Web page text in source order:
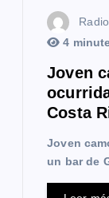
4
Joven
Costa
Joven
un bar de